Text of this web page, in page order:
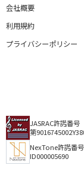
会社概要
利用規約
プライバシーポリシー
JASRAC許諾番号
第
NexTone許諾番号
ID000005690